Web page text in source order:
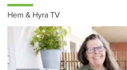
Hem & Hyra TV